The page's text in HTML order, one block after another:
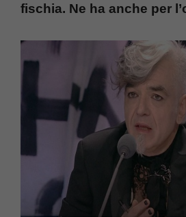
fischia. Ne ha anche per